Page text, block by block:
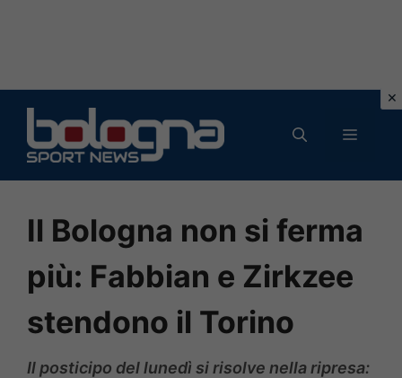
contenuto
MENU
Il Bologna non si ferma
più: Fabbian e Zirkzee
stendono il Torino
Il posticipo del lunedì si risolve nella ripresa: